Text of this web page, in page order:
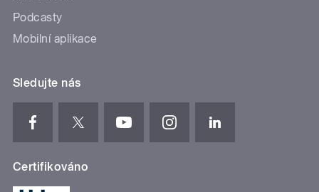
Podcasty
Mobilní aplikace
Sledujte nás
Certifikováno